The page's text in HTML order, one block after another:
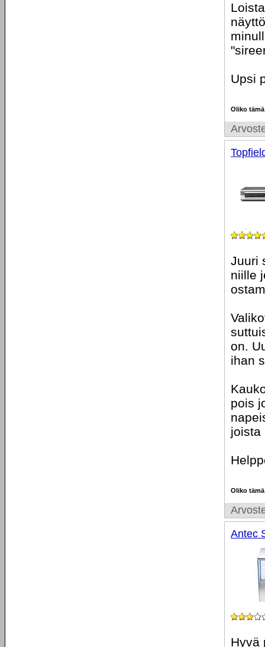
Upsi
Oliko
Juuri
niille
on.
ihan
pois
joista
Oliko
Antec
Hyvä